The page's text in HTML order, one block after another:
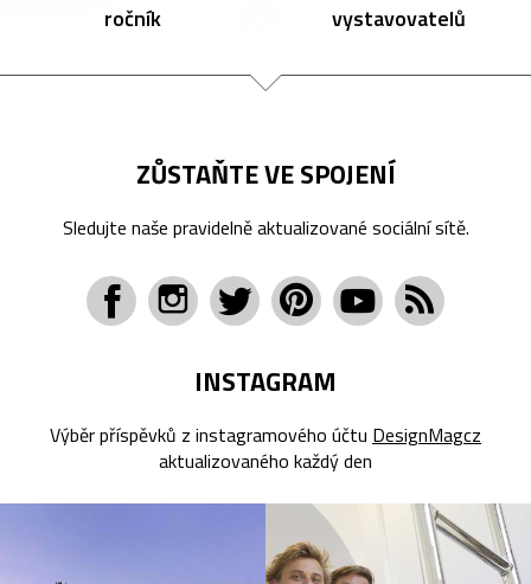
ročník vystavovatelů
ZŮSTAŇTE VE SPOJENÍ
Sledujte naše pravidelně aktualizované sociální sítě.
INSTAGRAM
Výběr příspěvků z instagramového účtu DesignMagcz
aktualizovaného každý den